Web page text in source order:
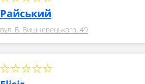
Райський
вул. Б. Вишневецького, 49